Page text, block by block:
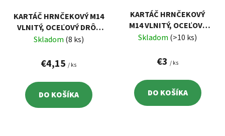
KARTÁČ HRNČEKOVÝ M14
VLNITÝ, OCEĽOVÝ DRÔT
0,3MM, 100MM EXTOL
Skladom (8 ks)
€4,15 / ks
DO KOŠÍKA
KARTÁČ HRNČEKOVÝ
M14 VLNITÝ, OCEĽOVÝ
DRÔT 0,3MM, 75MM
Skladom (>10 ks)
€3 / ks
DO KOŠÍKA